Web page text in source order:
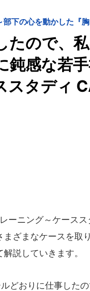
下の心を動かした『
たので、
鈍感な若
スタディ
ーニング～ケース
ざまなケースを取
説していきます。
どおりに仕事したの